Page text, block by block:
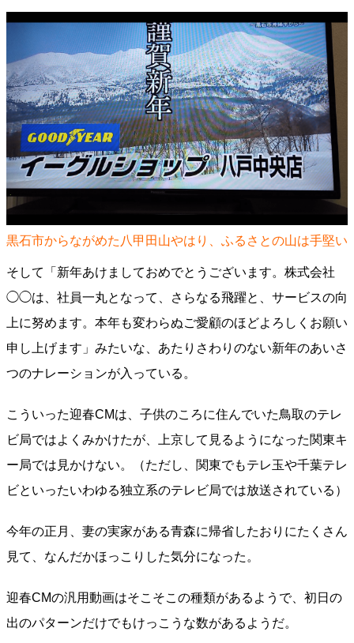
黒石市からながめた八甲田山やはり、ふるさとの山は手堅い
そして「新年あけましておめでとうございます。株式会社
◯◯は、社員一丸となって、さらなる飛躍と、サービスの向
上に努めます。本年も変わらぬご愛顧のほどよろしくお願い
申し上げます」みたいな、あたりさわりのない新年のあいさ
つのナレーションが入っている。
こういった迎春CMは、子供のころに住んでいた鳥取のテレ
ビ局ではよくみかけたが、上京して見るようになった関東キ
ー局では見かけない。（ただし、関東でもテレ玉や千葉テレ
ビといったいわゆる独立系のテレビ局では放送されている）
今年の正月、妻の実家がある青森に帰省したおりにたくさん
見て、なんだかほっこりした気分になった。
迎春CMの汎用動画はそこそこの種類があるようで、初日の
出のパターンだけでもけっこうな数があるようだ。